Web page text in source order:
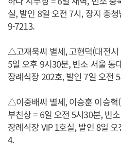
실, 발인 8일 오전 7시, 장지 충
9-7213.
△고재욱씨 별세, 고현덕(대전
5일 오후 9시30분, 빈소 서울 동
장례식장 202호, 발인 7일 오전
△이중배씨 별세, 이승훈 이승혁
부친상 = 6일 오전 5시30분, 빈
장례식장 VIP 1호실, 발인 8일
4.